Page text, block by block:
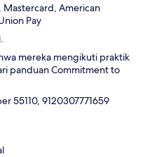
Mastercard, American
Pay
mereka mengikuti praktik
panduan Commitment to
55110, 9120307771659